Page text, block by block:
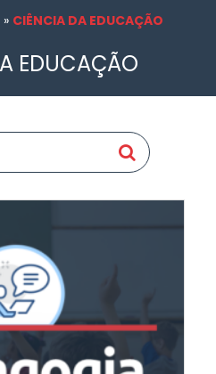
» CIÊNCIA DA EDUCAÇÃO
EDUCAÇÃO